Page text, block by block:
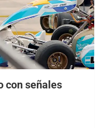
con señales